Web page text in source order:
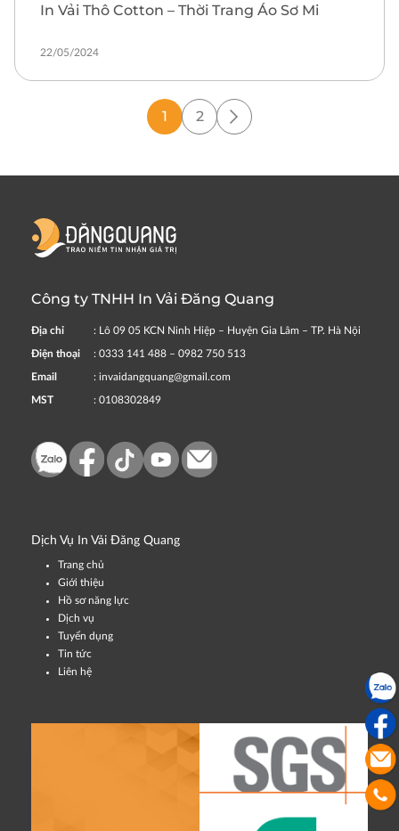
In Vải Thô Cotton – Thời Trang Áo Sơ Mi
22/05/2024
1 2
Công ty TNHH In Vải Đăng Quang
Địa chỉ : Lô 09 05 KCN Ninh Hiệp – Huyện Gia Lâm – TP. Hà Nội
Điện thoại : 0333 141 488 – 0982 750 513
Email : invaidangquang@gmail.com
MST : 0108302849
Dịch Vụ In Vải Đăng Quang
Trang chủ
Giới thiệu
Hồ sơ năng lực
Dịch vụ
Tuyển dụng
Tin tức
Liên hệ